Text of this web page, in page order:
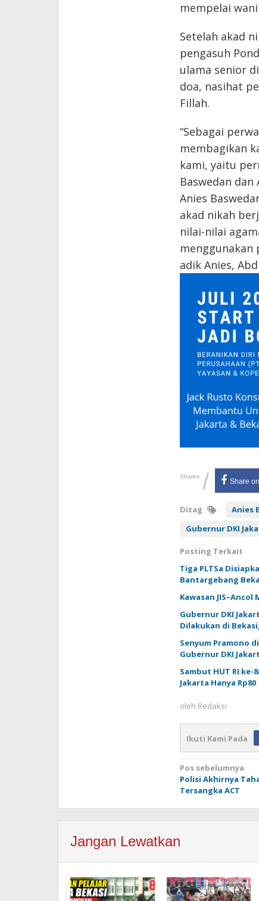
mempelai
Setelah akad
pengasuh
ulama senior
doa, nasihat
Fillah.
“Sebagai
membagikan
kami, yaitu
Baswedan
Anies
akad nikah
nilai-nilai
menggunakan
adik Anies,
Shares / Share
Ditag
Anies
Gubernur DKI
Posting Terkait
Tiga PLTSa
Bantargebang
Kawasan
Gubernur DKI
Dilakukan di
Senyum Pramono
Gubernur DKI
Sambut HUT RI
Jakarta Hanya Rp80
oleh Redaksi
Ikuti Kami Pada
Navigasi
pos
Pos sebelumnya
Polisi Akhirnya
Tersangka ACT
Jangan Lewatkan